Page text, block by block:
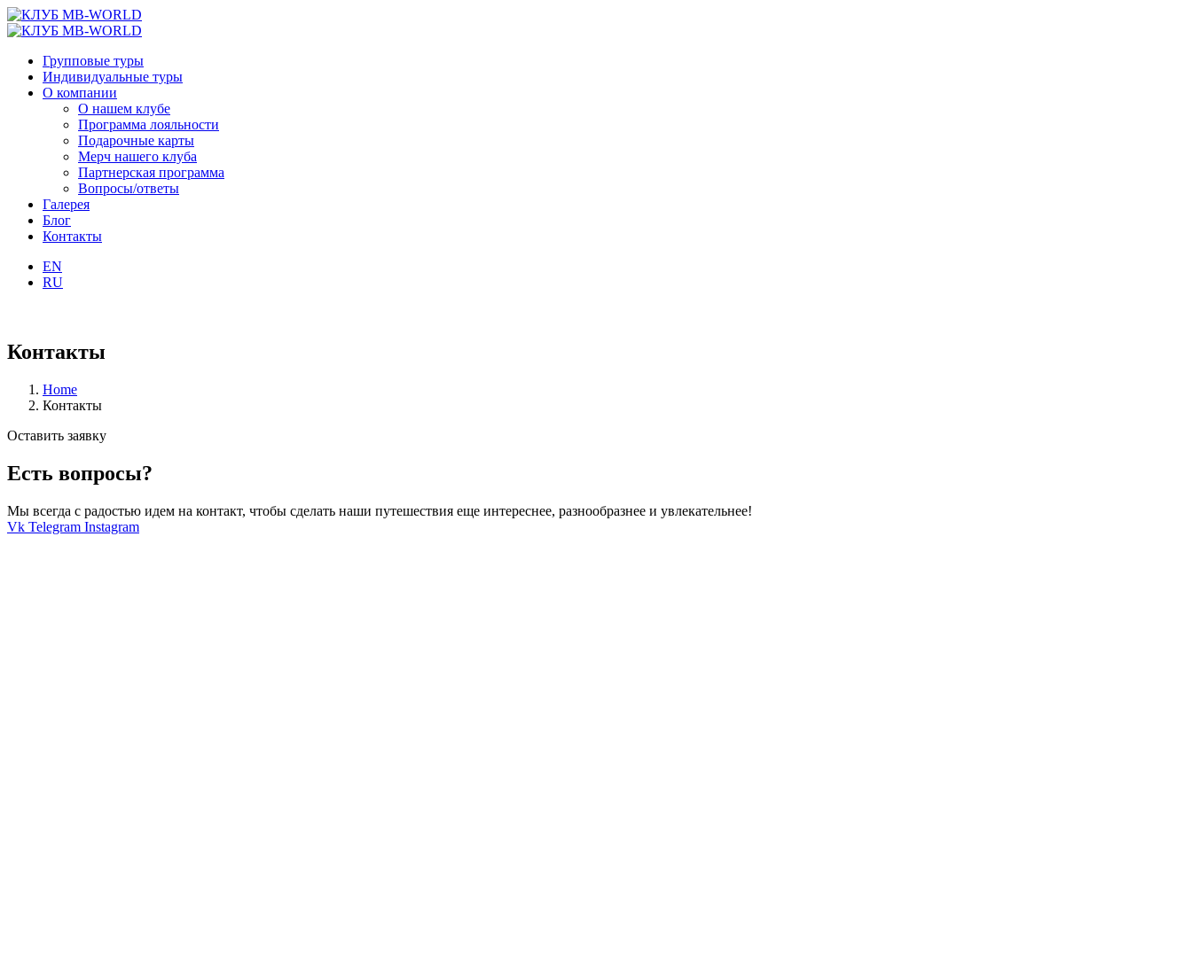
Групповые туры
Индивидуальные туры
О компании
О нашем клубе
Программа лояльности
Подарочные карты
Мерч нашего клуба
Партнерская программа
Вопросы/ответы
Галерея
Блог
Контакты
EN
RU
Контакты
Home
Контакты
Оставить заявку
Есть вопросы?
Мы всегда с радостью идем на контакт, чтобы сделать наши путешествия еще интереснее, разнообразнее и увлекательнее!
Vk Telegram Instagram